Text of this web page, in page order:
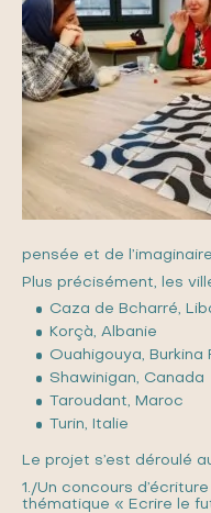
pensée et de
Plus précisément, les
Caza de Bcharré,
Korçà, Albanie
Ouahigouya, Burkina
Shawinigan, Canada
Taroudant, Maroc
Turin, Italie
Le projet s’est déroulé
1./Un concours
thématique « Ecrire le